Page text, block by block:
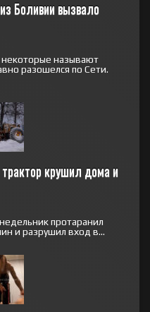
Боливии вызвало
называют
разошелся по Сети.
крушил дома и
протаранил
и разрушил вход в...